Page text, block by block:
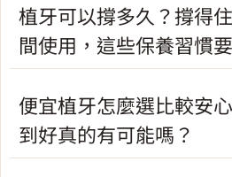
植牙可以撐多久？撐得
間使用，這些保養習慣
便宜植牙怎麼選比較安
到好真的有可能嗎？